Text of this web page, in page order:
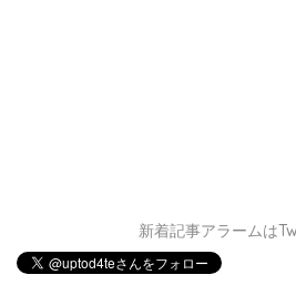
新着記事アラームは